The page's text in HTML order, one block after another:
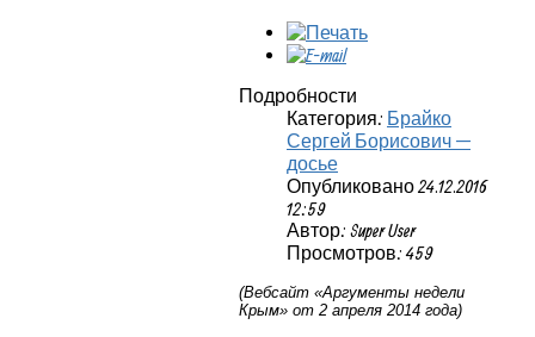
Подробности
Категория: Брайко
Сергей Борисович —
досье
Опубликовано 24.12.2016
12:59
Автор: Super User
Просмотров: 459
(Вебсайт «Аргументы недели
Крым» от 2 апреля 2014 года)